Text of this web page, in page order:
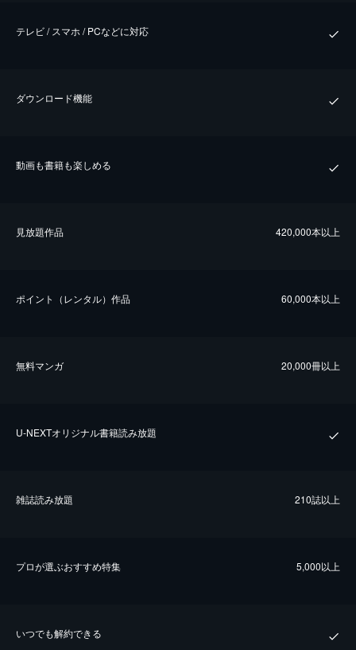
テレビ / スマホ / PCなどに対応
ダウンロード機能
動画も書籍も楽しめる
⾒放題作品 420,000本以上
ポイント（レンタル）作品 60,000本以上
無料マンガ 20,000冊以上
U-NEXTオリジナル書籍読み放題
雑誌読み放題 210誌以上
プロが選ぶおすすめ特集 5,000以上
いつでも解約できる